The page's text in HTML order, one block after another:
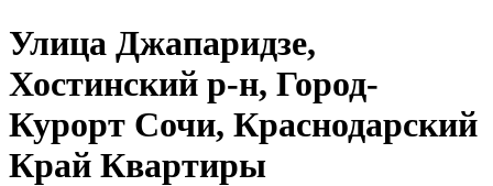
Улица Джапаридзе,
Хостинский р-н, Город-
Курорт Сочи, Краснодарский
Край Квартиры